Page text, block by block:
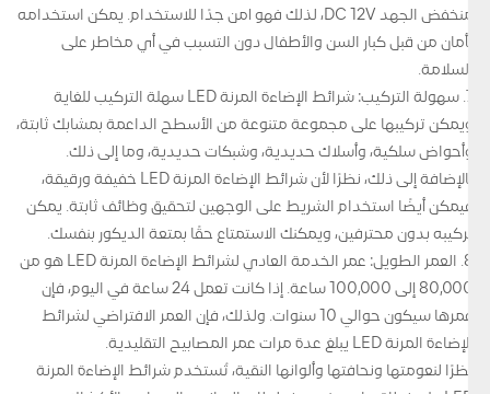
منخفض الجهد DC 12V، لذلك فهو آمن جدًا للاستخدام. يمكن استخدامه
بأمان من قبل كبار السن والأطفال دون التسبب في أي مخاطر على
السلامة.
7. سهولة التركيب: شرائط الإضاءة المرنة LED سهلة التركيب للغاية
ويمكن تركيبها على مجموعة متنوعة من الأسطح الداعمة بمشابك ثابتة،
وأحواض سلكية، وأسلاك حديدية، وشبكات حديدية، وما إلى ذلك.
بالإضافة إلى ذلك، نظرًا لأن شرائط الإضاءة المرنة LED خفيفة ورقيقة،
فيمكن أيضًا استخدام الشريط على الوجهين لتحقيق وظائف ثابتة. يمكن
تركيبه بدون محترفين، ويمكنك الاستمتاع حقًا بمتعة الديكور بنفسك.
8. العمر الطويل: عمر الخدمة العادي لشرائط الإضاءة المرنة LED هو من
80,000 إلى 100,000 ساعة. إذا كانت تعمل 24 ساعة في اليوم، فإن
عمرها سيكون حوالي 10 سنوات. ولذلك، فإن العمر الافتراضي لشرائط
الإضاءة المرنة LED يبلغ عدة مرات عمر المصابيح التقليدية.
نظرًا لنعومتها ونحافتها وألوانها النقية، تُستخدم شرائط الإضاءة المرنة